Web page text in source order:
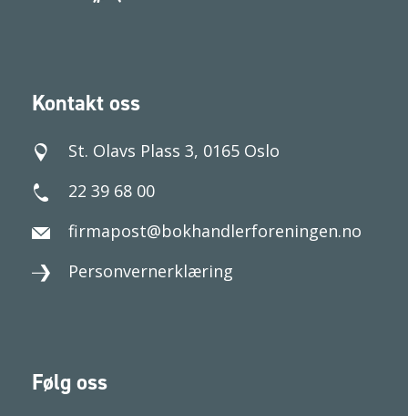
Kontakt oss
St. Olavs Plass 3, 0165 Oslo
22 39 68 00
firmapost@bokhandlerforeningen.no
Personvernerklæring
Følg oss